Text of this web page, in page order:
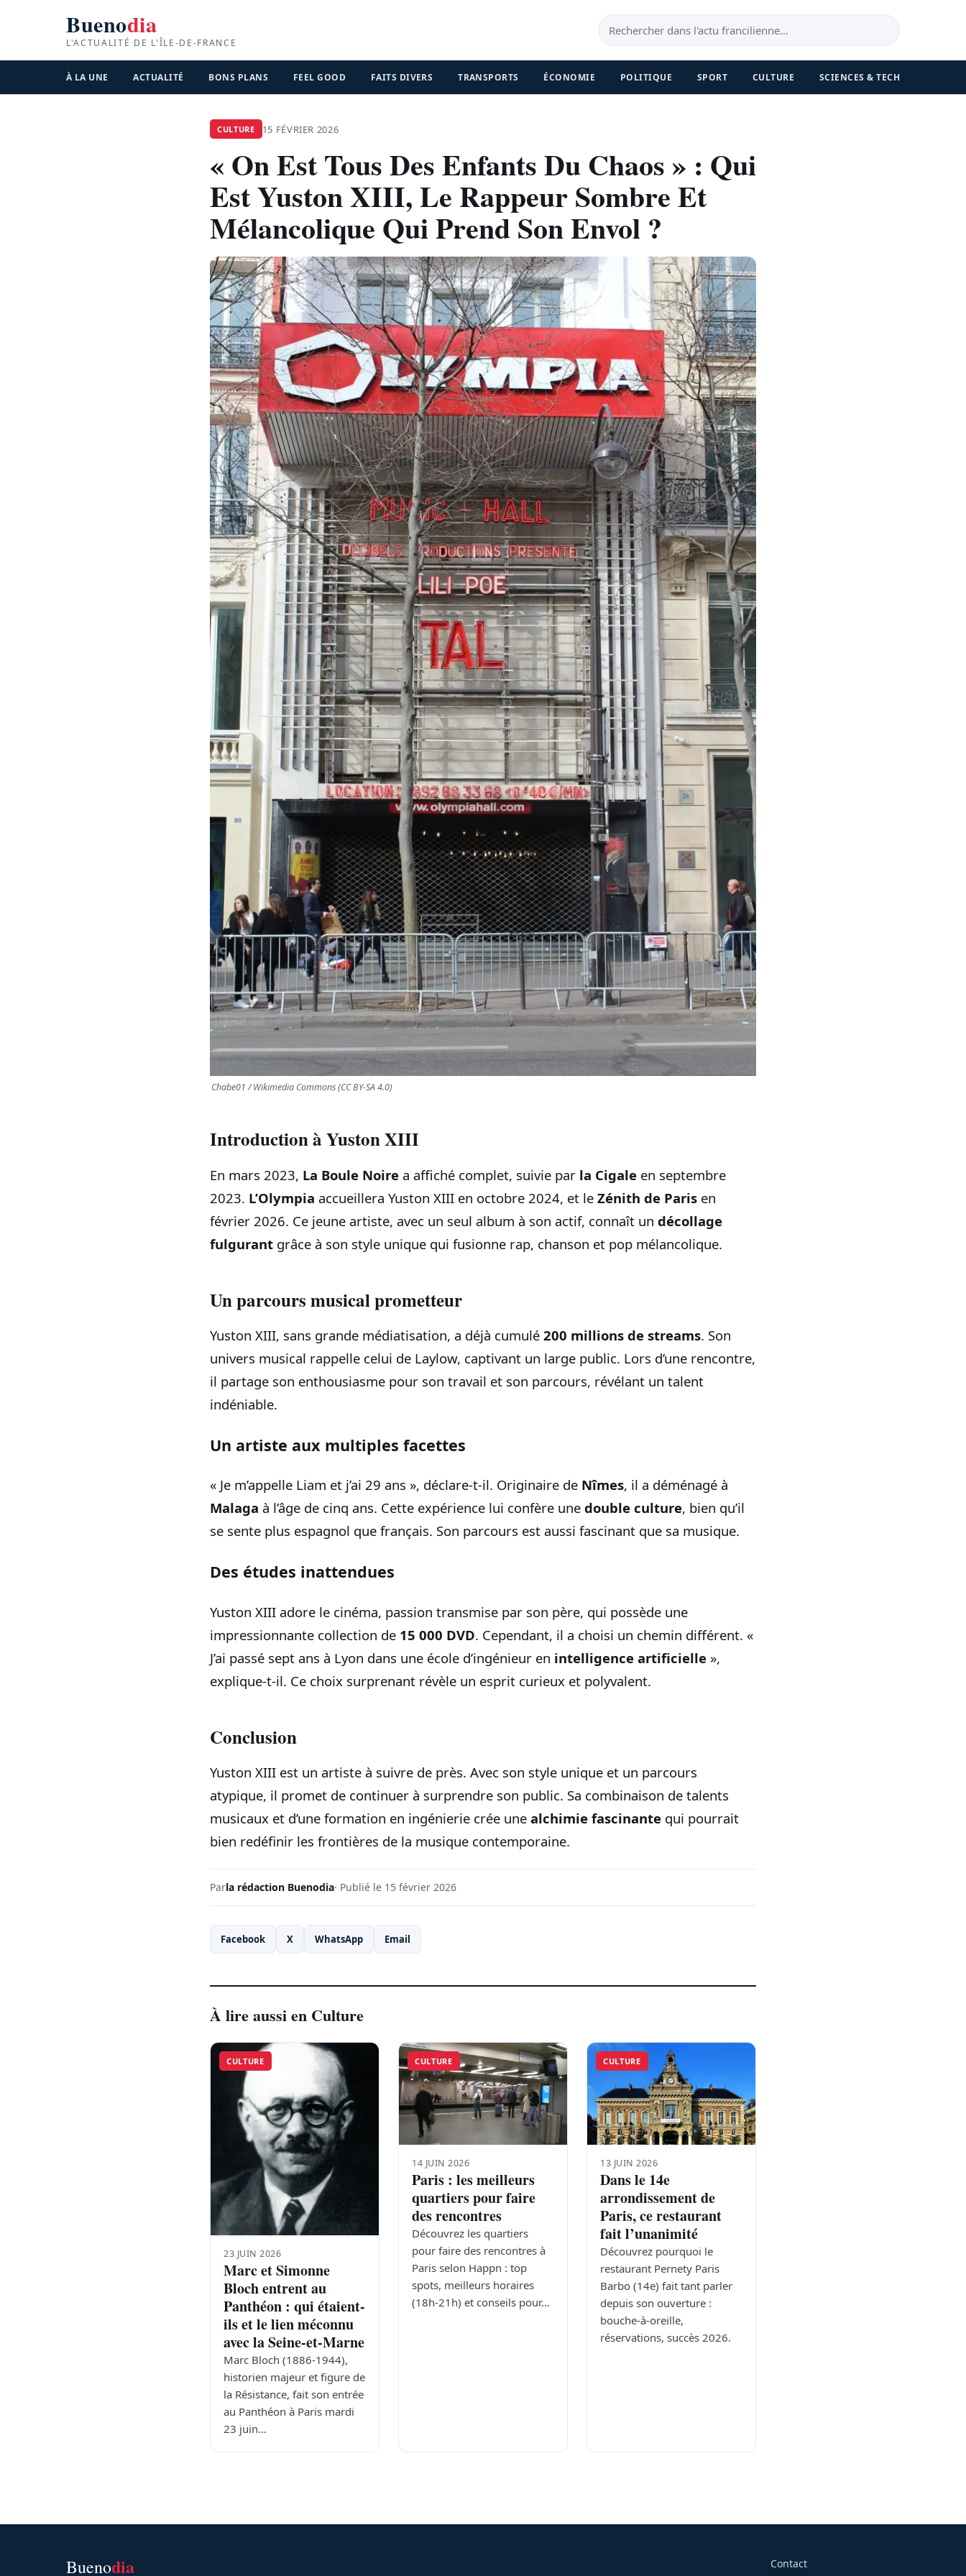
Buenodia
L'ACTUALITÉ DE L'ÎLE-DE-FRANCE
À LA UNE ACTUALITÉ BONS PLANS FEEL GOOD FAITS DIVERS TRANSPORTS ÉCONOMIE POLITIQUE SPORT CULTURE SCIENCES & TECH
CULTURE 15 FÉVRIER 2026
« On Est Tous Des Enfants Du Chaos » : Qui
Est Yuston XIII, Le Rappeur Sombre Et
Mélancolique Qui Prend Son Envol ?
Chabe01 / Wikimedia Commons (CC BY-SA 4.0)
Introduction à Yuston XIII
En mars 2023, La Boule Noire a affiché complet, suivie par la Cigale en septembre
2023. L’Olympia accueillera Yuston XIII en octobre 2024, et le Zénith de Paris en
février 2026. Ce jeune artiste, avec un seul album à son actif, connaît un décollage
fulgurant grâce à son style unique qui fusionne rap, chanson et pop mélancolique.
Un parcours musical prometteur
Yuston XIII, sans grande médiatisation, a déjà cumulé 200 millions de streams. Son
univers musical rappelle celui de Laylow, captivant un large public. Lors d’une rencontre,
il partage son enthousiasme pour son travail et son parcours, révélant un talent
indéniable.
Un artiste aux multiples facettes
« Je m’appelle Liam et j’ai 29 ans », déclare-t-il. Originaire de Nîmes, il a déménagé à
Malaga à l’âge de cinq ans. Cette expérience lui confère une double culture, bien qu’il
se sente plus espagnol que français. Son parcours est aussi fascinant que sa musique.
Des études inattendues
Yuston XIII adore le cinéma, passion transmise par son père, qui possède une
impressionnante collection de 15 000 DVD. Cependant, il a choisi un chemin différent. «
J’ai passé sept ans à Lyon dans une école d’ingénieur en intelligence artificielle »,
explique-t-il. Ce choix surprenant révèle un esprit curieux et polyvalent.
Conclusion
Yuston XIII est un artiste à suivre de près. Avec son style unique et un parcours
atypique, il promet de continuer à surprendre son public. Sa combinaison de talents
musicaux et d’une formation en ingénierie crée une alchimie fascinante qui pourrait
bien redéfinir les frontières de la musique contemporaine.
Parla rédaction Buenodia· Publié le 15 février 2026
Facebook X WhatsApp Email
À lire aussi en Culture
CULTURE
23 JUIN 2026
Marc et Simonne
Bloch entrent au
Panthéon : qui étaient-
ils et le lien méconnu
avec la Seine-et-Marne
Marc Bloch (1886-1944),
historien majeur et figure de
la Résistance, fait son entrée
au Panthéon à Paris mardi
23 juin…
CULTURE
14 JUIN 2026
Paris : les meilleurs
quartiers pour faire
des rencontres
Découvrez les quartiers
pour faire des rencontres à
Paris selon Happn : top
spots, meilleurs horaires
(18h-21h) et conseils pour…
CULTURE
13 JUIN 2026
Dans le 14e
arrondissement de
Paris, ce restaurant
fait l’unanimité
Découvrez pourquoi le
restaurant Pernety Paris
Barbo (14e) fait tant parler
depuis son ouverture :
bouche-à-oreille,
réservations, succès 2026.
Buenodia Contact